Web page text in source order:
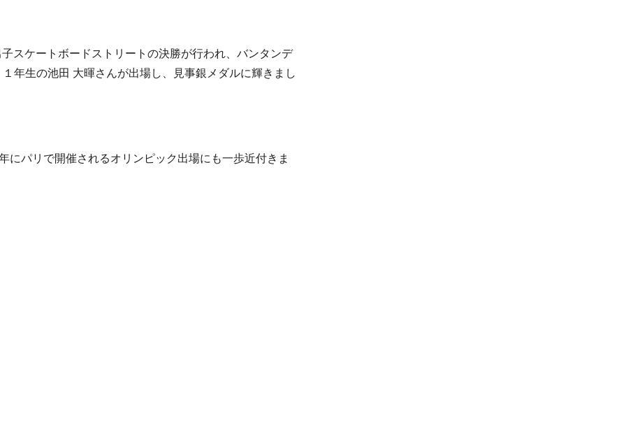
スケートボードストリートの決勝が行われ、 バンタンデ
年生の池田 大暉さんが出場し、見事銀メダルに輝きまし
にパリで開催されるオリンピック出場にも一歩近付きま